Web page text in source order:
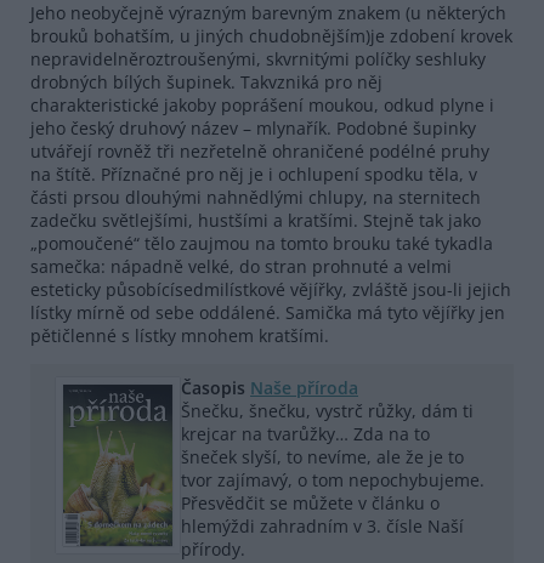
Jeho neobyčejně výrazným barevným znakem (u některých
brouků bohatším, u jiných chudobnějším)je zdobení krovek
nepravidelněroztroušenými, skvrnitými políčky seshluky
drobných bílých šupinek. Takvzniká pro něj
charakteristické jakoby poprášení moukou, odkud plyne i
jeho český druhový název – mlynařík. Podobné šupinky
utvářejí rovněž tři nezřetelně ohraničené podélné pruhy
na štítě. Příznačné pro něj je i ochlupení spodku těla, v
části prsou dlouhými nahnědlými chlupy, na sternitech
zadečku světlejšími, hustšími a kratšími. Stejně tak jako
„pomoučené“ tělo zaujmou na tomto brouku také tykadla
samečka: nápadně velké, do stran prohnuté a velmi
esteticky působícísedmilístkové vějířky, zvláště jsou-li jejich
lístky mírně od sebe oddálené. Samička má tyto vějířky jen
pětičlenné s lístky mnohem kratšími.
Časopis Naše příroda
Šnečku, šnečku, vystrč růžky, dám ti
krejcar na tvarůžky… Zda na to
šneček slyší, to nevíme, ale že je to
tvor zajímavý, o tom nepochybujeme.
Přesvědčit se můžete v článku o
hlemýždi zahradním v 3. čísle Naší
přírody.